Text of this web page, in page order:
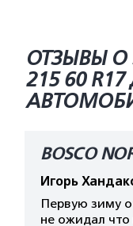
ОТЗЫВЫ
215 60
BOSCO
Игорь
Первую зиму
не ожидал что